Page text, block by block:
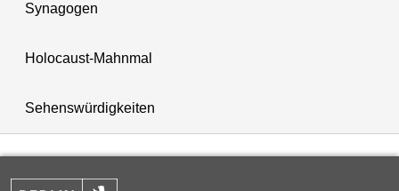
Synagogen
Holocaust-Mahnmal
Sehenswürdigkeiten